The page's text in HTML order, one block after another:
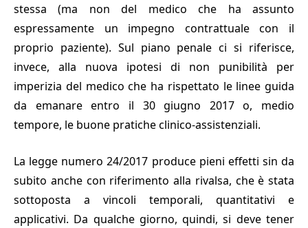
stessa (ma non del medico che ha assunto
espressamente un impegno contrattuale con il
proprio paziente). Sul piano penale ci si riferisce,
invece, alla nuova ipotesi di non punibilità per
imperizia del medico che ha rispettato le linee guida
da emanare entro il 30 giugno 2017 o, medio
tempore, le buone pratiche clinico-assistenziali.
La legge numero 24/2017 produce pieni effetti sin da
subito anche con riferimento alla rivalsa, che è stata
sottoposta a vincoli temporali, quantitativi e
applicativi. Da qualche giorno, quindi, si deve tener